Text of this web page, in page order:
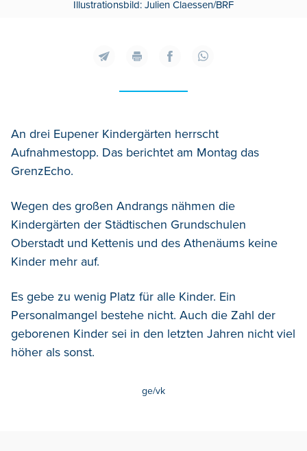
Illustrationsbild: Julien Claessen/BRF
An drei Eupener Kindergärten herrscht
Aufnahmestopp. Das berichtet am Montag das
GrenzEcho.
Wegen des großen Andrangs nähmen die
Kindergärten der Städtischen Grundschulen
Oberstadt und Kettenis und des Athenäums keine
Kinder mehr auf.
Es gebe zu wenig Platz für alle Kinder. Ein
Personalmangel bestehe nicht. Auch die Zahl der
geborenen Kinder sei in den letzten Jahren nicht viel
höher als sonst.
ge/vk